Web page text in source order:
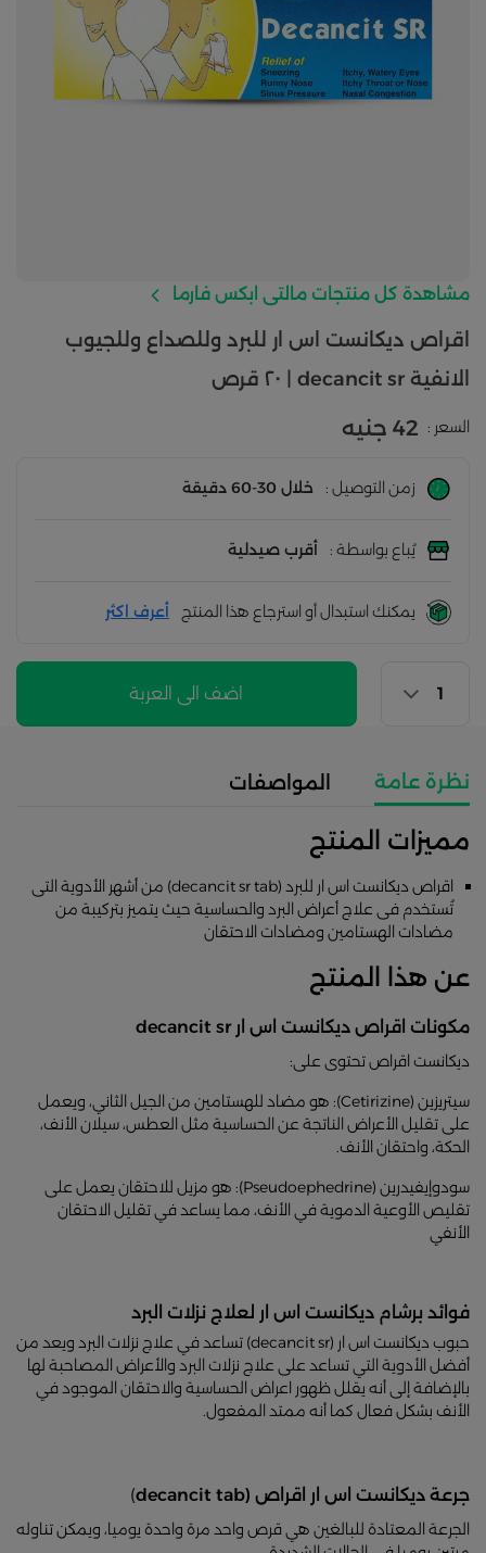
مشاهدة كل منتجات مالتى ابكس فارما
اقراص ديكانست اس ار للبرد وللصداع وللجيوب
الانفية decancit sr | ٢٠ قرص
السعر : 42 جنيه
زمن التوصيل : خلال 30-60 دقيقة
يُباع بواسطة : أقرب صيدلية
يمكنك استبدال أو استرجاع هذا المنتج أعرف اكثر
اضف الى العربة
نظرة عامة المواصفات
مميزات المنتج
اقراص ديكانست اس ار للبرد (decancit sr tab) من أشهر الأدوية التى
تُستخدم فى علاج أعراض البرد والحساسية حيث يتميز بتركيبة من
مضادات الهستامين ومضادات الاحتقان
عن هذا المنتج
مكونات اقراص ديكانست اس ار decancit sr
ديكانست اقراص تحتوى على:
سيتريزين (Cetirizine): هو مضاد للهستامين من الجيل الثاني، ويعمل
على تقليل الأعراض الناتجة عن الحساسية مثل العطس، سيلان الأنف،
الحكة، واحتقان الأنف.
سودوإيفيدرين (Pseudoephedrine): هو مزيل للاحتقان يعمل على
تقليص الأوعية الدموية في الأنف، مما يساعد في تقليل الاحتقان
الأنفي
فوائد برشام ديكانست اس ار لعلاج نزلات البرد
حبوب ديكانست اس ار (decancit sr) تساعد في علاج نزلات البرد ويعد من
أفضل الأدوية التي تساعد على علاج نزلات البرد والأعراض المصاحبة لها
بالإضافة إلى أنه يقلل ظهور اعراض الحساسية والاحتقان الموجود في
الأنف بشكل فعال كما أنه ممتد المفعول.
جرعة ديكانست اس ار اقراص (decancit tab )
الجرعة المعتادة للبالغين هي قرص واحد مرة واحدة يوميا، ويمكن تناوله